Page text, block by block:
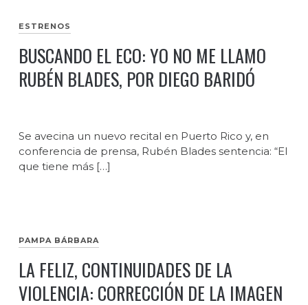
ESTRENOS
BUSCANDO EL ECO: YO NO ME LLAMO
RUBÉN BLADES, POR DIEGO BARIDÓ
Se avecina un nuevo recital en Puerto Rico y, en
conferencia de prensa, Rubén Blades sentencia: “El
que tiene más […]
PAMPA BÁRBARA
LA FELIZ, CONTINUIDADES DE LA
VIOLENCIA: CORRECCIÓN DE LA IMAGEN